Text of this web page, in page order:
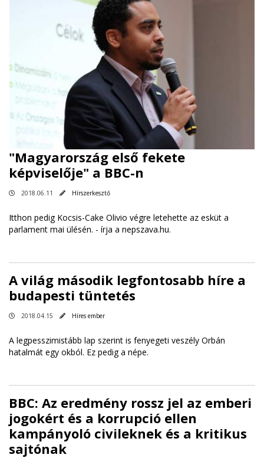
"Magyarország első fekete
képviselője" a BBC-n
2018.06.11 Hírszerkesztő
Itthon pedig Kocsis-Cake Olivio végre letehette az esküt a
parlament mai ülésén. - írja a nepszava.hu.
A világ második legfontosabb híre a
budapesti tüntetés
2018.04.15 Híres ember
A legpesszimistább lap szerint is fenyegeti veszély Orbán
hatalmát egy okból. Ez pedig a népe.
BBC: Az eredmény rossz jel az emberi
jogokért és a korrupció ellen
kampányoló civileknek és a kritikus
sajtónak